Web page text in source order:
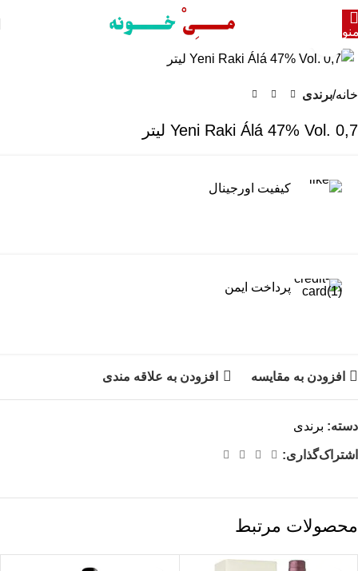
برای بزرگنمایی کلیک کنید
خانه برندی
Yeni Raki Álá 47% Vol. 0,7 لیتر
کیفیت اورجینال
پرداخت ایمن
افزودن به مقایسه افزودن به علاقه مندی
دسته: برندی
اشتراک‌گذاری:
محصولات مرتبط